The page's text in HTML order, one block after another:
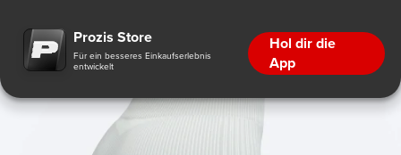
Prozis Store
Für ein besseres Einkaufserlebnis
entwickelt
Hol dir die
App